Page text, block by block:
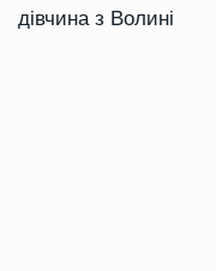
дівчина з Волині